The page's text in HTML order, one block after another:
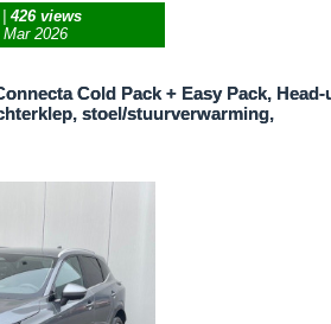
426 views
2026
Cold Pack + Easy Pack, Head-
stoel/stuurverwarming,